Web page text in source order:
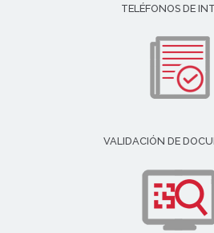
TELÉFONOS DE
VALIDACIÓN DE